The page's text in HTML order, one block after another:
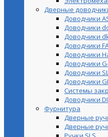
Дверные
Доводчики
Доводчики
Доводчики
Доводчики
Доводчики
Доводчики
Доводчики
Доводчики
Cистемы
Доводчики
Фурнитура
Дверные
Дверные